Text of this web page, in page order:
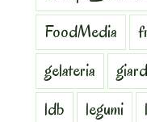
FoodMedia
gelateria
ldb
legumi